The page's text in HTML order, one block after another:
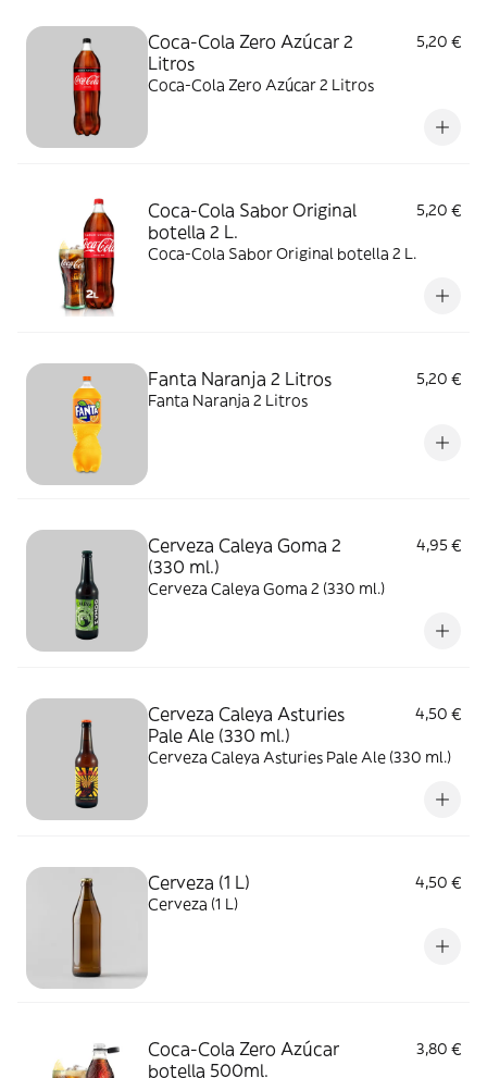
Coca-Cola Zero Azúcar 2
Litros
5,20 €
Coca-Cola Zero Azúcar 2 Litros
Coca-Cola Sabor Original
botella 2 L.
5,20 €
Coca-Cola Sabor Original botella 2 L.
Fanta Naranja 2 Litros
5,20 €
Fanta Naranja 2 Litros
Cerveza Caleya Goma 2
(330 ml.)
4,95 €
Cerveza Caleya Goma 2 (330 ml.)
Cerveza Caleya Asturies
Pale Ale (330 ml.)
4,50 €
Cerveza Caleya Asturies Pale Ale (330 ml.)
Cerveza (1 L)
4,50 €
Cerveza (1 L)
Coca-Cola Zero Azúcar
botella 500ml.
3,80 €